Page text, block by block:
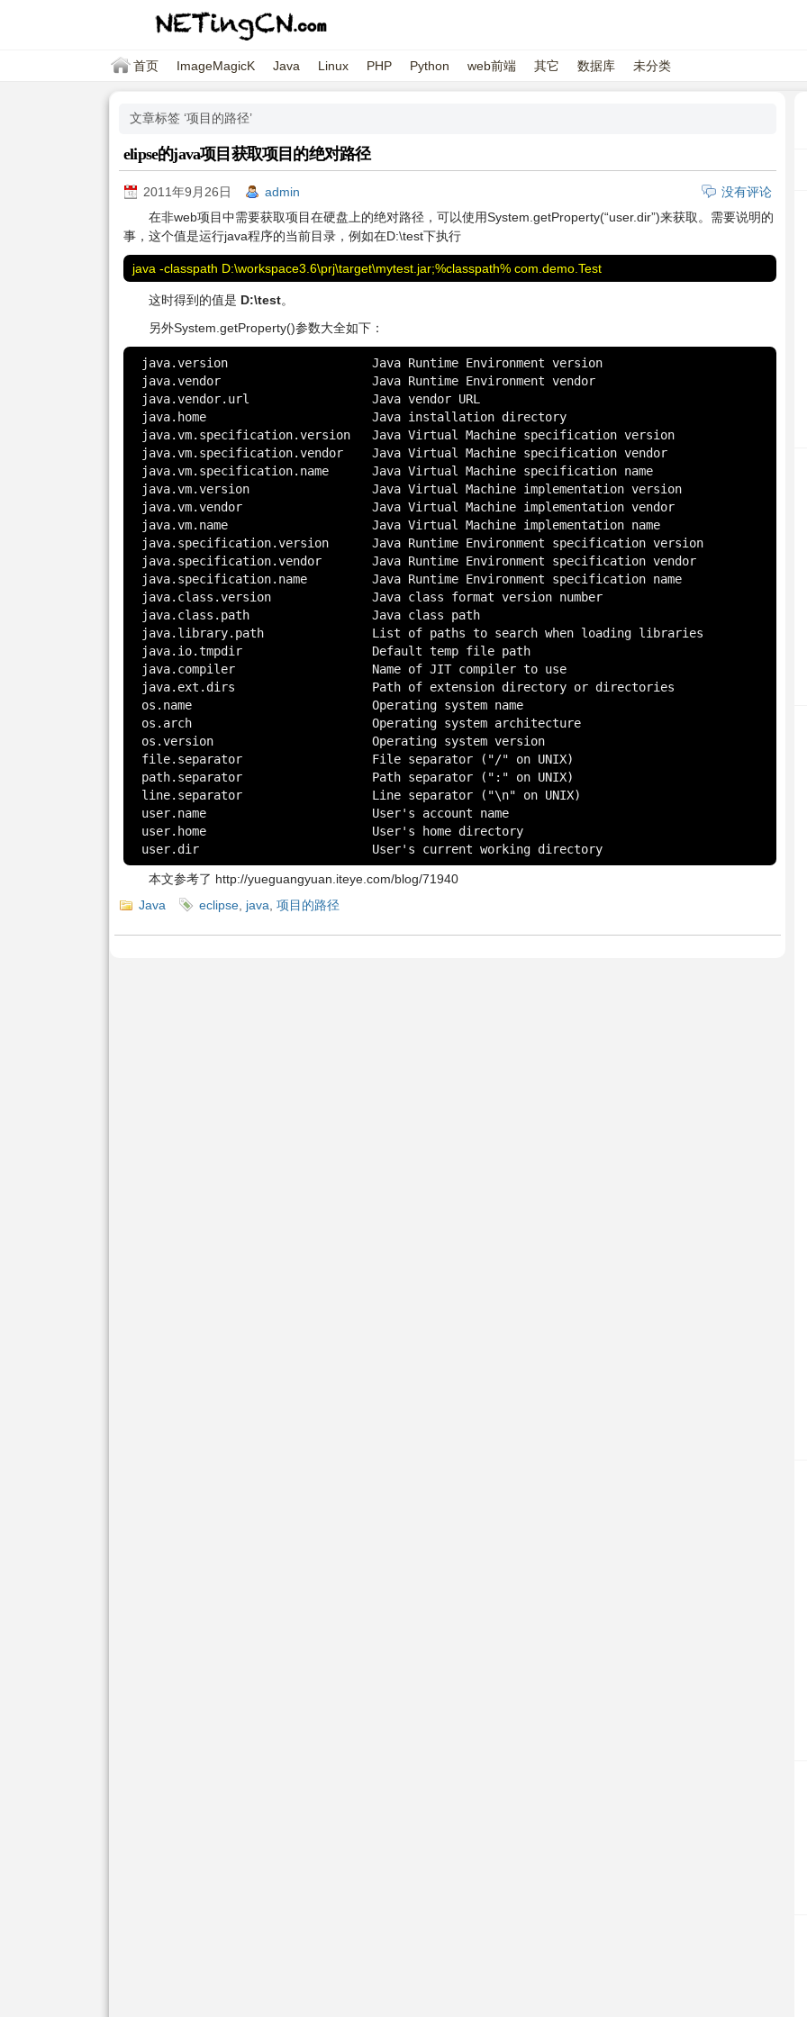
首页 ImageMagicK Java Linux PHP Python web前端 其它 数据库 未分类
文章标签 ‘项目的路径’
elipse的java项目获取项目的绝对路径
2011年9月26日 admin
没有评论
在非web项目中需要获取项目在硬盘上的绝对路径，可以使用System.getProperty(“user.dir”)来获取。需要说明的
事，这个值是运行java程序的当前目录，例如在D:\test下执行
java -classpath D:\workspace3.6\prj\target\mytest.jar;%classpath% com.demo.Test
这时得到的值是 D:\test。
另外System.getProperty()参数大全如下：
java.version			Java Runtime Environment version
java.vendor			Java Runtime Environment vendor
java.vendor.url			Java vendor URL
java.home			Java installation directory
java.vm.specification.version	Java Virtual Machine specification version
java.vm.specification.vendor	Java Virtual Machine specification vendor
java.vm.specification.name	Java Virtual Machine specification name
java.vm.version			Java Virtual Machine implementation version
java.vm.vendor			Java Virtual Machine implementation vendor
java.vm.name			Java Virtual Machine implementation name
java.specification.version	Java Runtime Environment specification version
java.specification.vendor	Java Runtime Environment specification vendor
java.specification.name		Java Runtime Environment specification name
java.class.version		Java class format version number
java.class.path			Java class path
java.library.path		List of paths to search when loading libraries
java.io.tmpdir			Default temp file path
java.compiler			Name of JIT compiler to use
java.ext.dirs			Path of extension directory or directories
os.name				Operating system name
os.arch				Operating system architecture
os.version			Operating system version
file.separator			File separator ("/" on UNIX)
path.separator			Path separator (":" on UNIX)
line.separator			Line separator ("\n" on UNIX)
user.name			User's account name
user.home			User's home directory
user.dir			User's current working directory
本文参考了 http://yueguangyuan.iteye.com/blog/71940
Java
eclipse java 项目的路径